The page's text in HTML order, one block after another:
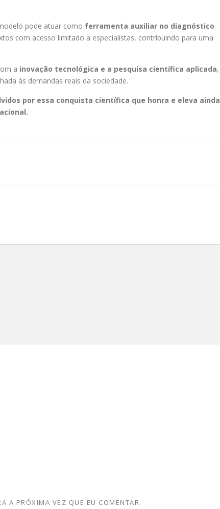
pode atuar como ferramenta auxiliar no diagnóstico
com acesso limitado a especialistas, contribuindo para uma
a inovação tecnológica e a pesquisa científica aplicada,
às demandas reais da sociedade.
por essa conquista científica que honra e eleva ainda
A PRÓXIMA VEZ QUE EU COMENTAR.